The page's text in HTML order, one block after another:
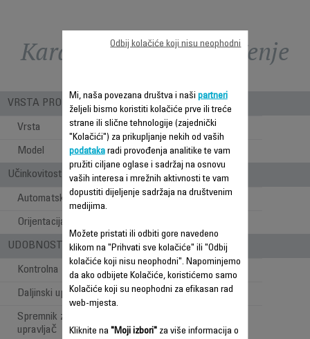
Karakteristike - Poređenje
VRSTA PROIZVODA
Vrsta Klasični
Model Stojeći
Učinkovitost u protoku zraka
Automatska oscilacija
Orijentacija
UDOBNOST PRI UPOTREBI
Kontrolna ploča Elektronski
Daljinski upravljač
Spremnik za daljinski
upravljač
Mi, naša povezana društva i naši partneri
željeli bismo koristiti kolačiće prve ili treće
strane ili slične tehnologije (zajednički
"Kolačići") za prikupljanje nekih od vaših
podatakaradi provođenja analitike te vam
pružiti ciljane oglase i sadržaj na osnovu
vaših interesa i mrežnih aktivnosti te vam
dopustiti dijeljenje sadržaja na društvenim
medijima.
Možete pristati ili odbiti gore navedeno
klikom na "Prihvati sve kolačiće" ili "Odbij
kolačiće koji nisu neophodni". Napominjemo
da ako odbijete Kolačiće, koristićemo samo
Kolačiće koji su neophodni za efikasan rad
web-mjesta.
Kliknite na "Moji izbori"za više informacija o
Odbij kolačiće koji nisu neophodni